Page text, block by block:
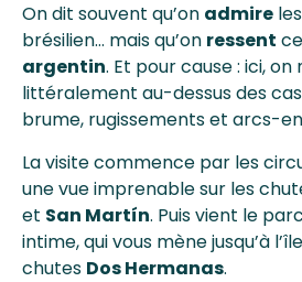
On dit souvent qu’on admire
brésilien… mais qu’on ressent
argentin. Et pour cause : ici,
littéralement au-dessus des
brume, rugissements et arcs-
La visite commence par les
une vue imprenable sur les
et San Martín. Puis vient le
intime, qui vous mène jusqu’à l’île
chutes Dos Hermanas.